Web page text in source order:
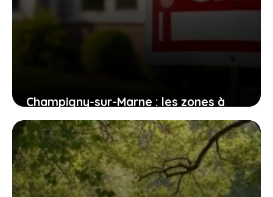
Champigny-sur-Marne : les zones à
éviter pour les futurs habitants
1 août 2026